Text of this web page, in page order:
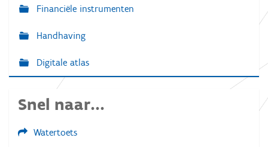
Financiële instrumenten
Handhaving
Digitale atlas
Snel naar...
Watertoets